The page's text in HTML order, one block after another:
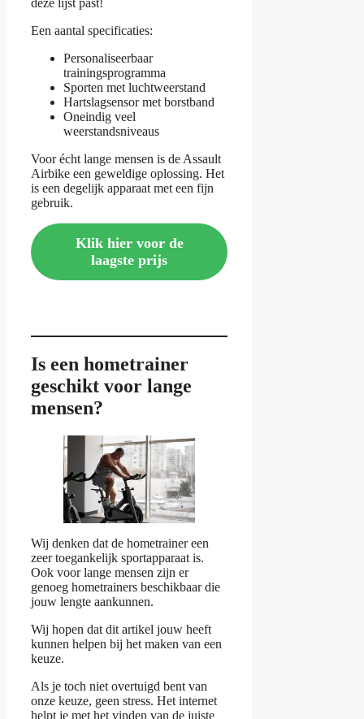
deze lijst past!
Een aantal specificaties:
Personaliseerbaar
trainingsprogramma
Sporten met luchtweerstand
Hartslagsensor met borstband
Oneindig veel
weerstandsniveaus
Voor écht lange mensen is de Assault
Airbike een geweldige oplossing. Het
is een degelijk apparaat met een fijn
gebruik.
Klik hier voor de
laagste prijs
Is een hometrainer
geschikt voor lange
mensen?
Wij denken dat de hometrainer een
zeer toegankelijk sportapparaat is.
Ook voor lange mensen zijn er
genoeg hometrainers beschikbaar die
jouw lengte aankunnen.
Wij hopen dat dit artikel jouw heeft
kunnen helpen bij het maken van een
keuze.
Als je toch niet overtuigd bent van
onze keuze, geen stress. Het internet
helpt je met het vinden van de juiste